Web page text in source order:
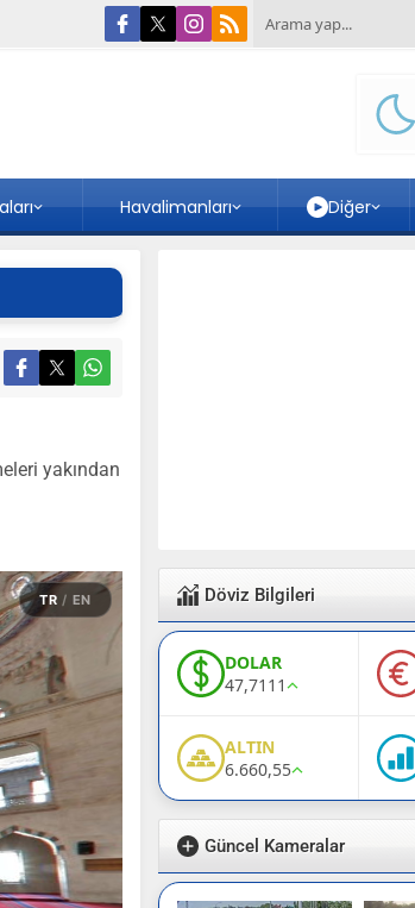
Havalimanları Diğer
yakından
Döviz Bilgileri
DOLAR
47,7111
ALTIN
6.660,55
Güncel Kameralar